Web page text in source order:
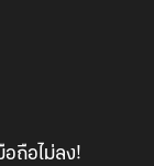
ถือไม่ลง!